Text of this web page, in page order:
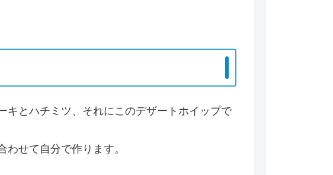
キとハチミツ、それにこのデザートホイップで
せて自分で作ります。